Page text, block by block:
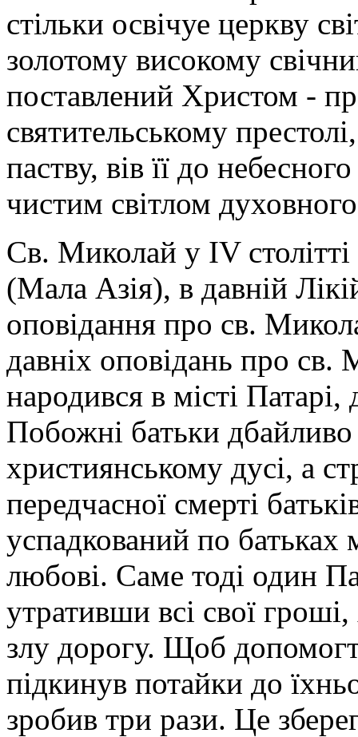
стільки освічуе церкву
золотому високому
поставлений Христом -
святительському
паству, вів її до
чистим світлом
Св. Миколай у IV
(Мала Азія), в давній
оповідання про св.
давніх оповідань про
народився в місті
Побожні батьки
християнському дусі, а
передчасної смерті
успадкований по батьках
любові. Саме тоді один
утративши всі свої
злу дорогу. Щоб
підкинув потайки до
зробив три рази. Це